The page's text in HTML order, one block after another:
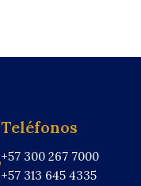
Teléfonos
+57 300 267 7000
+57 313 645 4335